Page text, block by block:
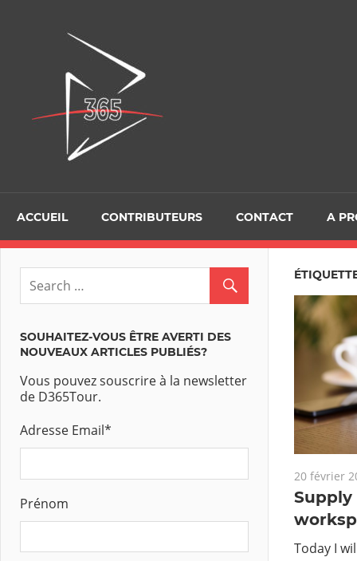
ACCUEIL CONTRIBUTEURS CONTACT A
20 février
Supply
Today I
SOUHAITEZ-VOUS ÊTRE AVERTI DES
NOUVEAUX ARTICLES PUBLIÉS?
Vous pouvez souscrire à la newsletter
de D365Tour.
Adresse Email*
Prénom